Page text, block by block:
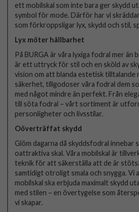
ett mobilskal som inte bara ger skydd
symbol för mode. Därför har vi
som förkroppsligar lyx, skydd och stil,
Lyx möter hållbarhet
På BURGA är våra lyxiga fodral mer än
är ett uttryck för stil och en sköld av
vision om att blanda estetisk tilltalande
säkerhet, tillgodoser våra fodral dem
med något mindre än perfekt. Från
till söta fodral – vårt sortiment är
personligheter och livsstilar.
Oöverträffat skydd
Glöm dagarna då skyddsfodral innebar
oattraktiva skal. Våra mobilskal är
teknik för att säkerställa att de är
samtidigt otroligt smala och snygga. Vi
mobilskal ska erbjuda maximalt skydd
med stilen – en övertygelse som
vi skapar.